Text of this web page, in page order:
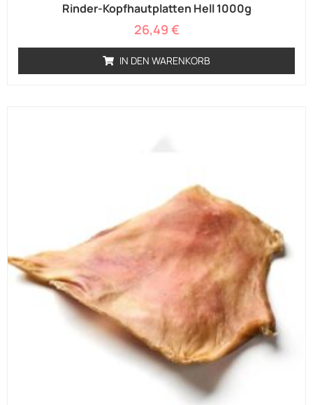
Rinder-Kopfhautplatten Hell 1000g
26,49 €
IN DEN WARENKORB